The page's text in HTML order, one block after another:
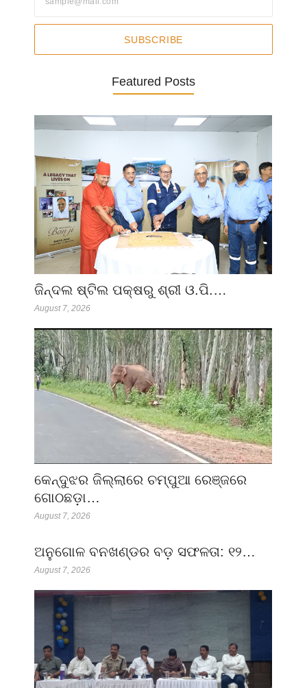
SUBSCRIBE
Featured Posts
ଜିନ୍ଦଲ ଷ୍ଟିଲ ପକ୍ଷରୁ ଶ୍ରୀ ଓ.ପି.…
August 7, 2026
କେନ୍ଦୁଝର ଜିଲ୍ଲାରେ ଚମ୍ପୁଆ ରେଞ୍ଜରେ
ଗୋଠଛଡ଼ା…
August 7, 2026
ଅନୁଗୋଳ ବନଖଣ୍ଡର ବଡ଼ ସଫଳତା: ୧୨…
August 7, 2026